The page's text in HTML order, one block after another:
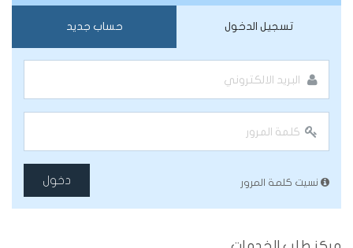
تسجيل الدخول حساب جديد
نسيت كلمة المرور دخول